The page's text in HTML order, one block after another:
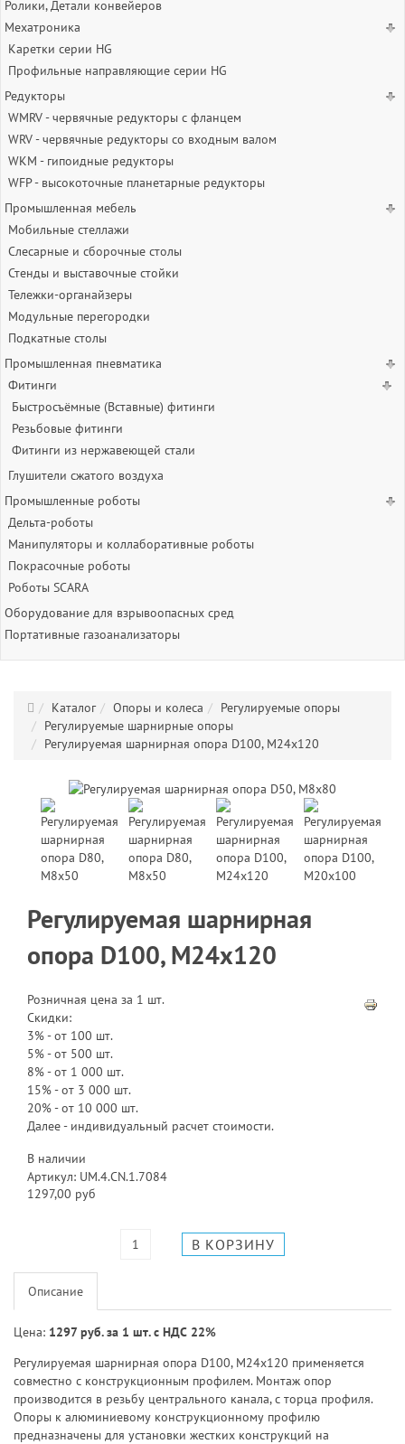
Ролики, Детали конвейеров
Мехатроника
Каретки серии HG
Профильные направляющие серии HG
Редукторы
WMRV - червячные редукторы с фланцем
WRV - червячные редукторы со входным валом
WKM - гипоидные редукторы
WFP - высокоточные планетарные редукторы
Промышленная мебель
Мобильные стеллажи
Слесарные и сборочные столы
Стенды и выставочные стойки
Тележки-органайзеры
Модульные перегородки
Подкатные столы
Промышленная пневматика
Фитинги
Быстросъёмные (Вставные) фитинги
Резьбовые фитинги
Фитинги из нержавеющей стали
Глушители сжатого воздуха
Промышленные роботы
Дельта-роботы
Манипуляторы и коллаборативные роботы
Покрасочные роботы
Роботы SCARA
Оборудование для взрывоопасных сред
Портативные газоанализаторы
Каталог Опоры и колеса
Регулируемые опоры
Регулируемые шарнирные опоры
Регулируемая шарнирная опора D100, М24х120
Регулируемая шарнирная
опора D100, М24х120
Розничная цена за 1 шт.
Скидки:
3% - от 100 шт.
5% - от 500 шт.
8% - от 1 000 шт.
15% - от 3 000 шт.
20% - от 10 000 шт.
Далее - индивидуальный расчет стоимости.
В наличии
Артикул: UM.4.CN.1.7084
1297,00 руб
Описание
Цена: 1297 руб. за 1 шт. с НДС 22%
Регулируемая шарнирная опора D100, М24х120 применяется
совместно с конструкционным профилем. Монтаж опор
производится в резьбу центрального канала, с торца профиля.
Опоры к алюминиевому конструкционному профилю
предназначены для установки жестких конструкций на